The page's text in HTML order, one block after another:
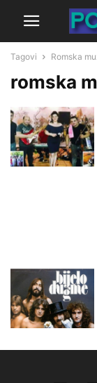
Tagovi Romska
romska